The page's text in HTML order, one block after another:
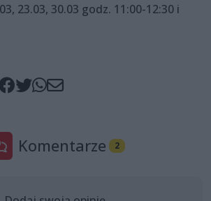
23.03, 30.03 godz. 11:00-12:30 i
Komentarze 2